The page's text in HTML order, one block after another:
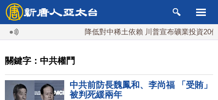
降低對中稀土依賴 川普宣布礦業投資20億美
關鍵字：中共權鬥
中共前防長魏鳳和、李尚福 「受賄」
被判死緩兩年